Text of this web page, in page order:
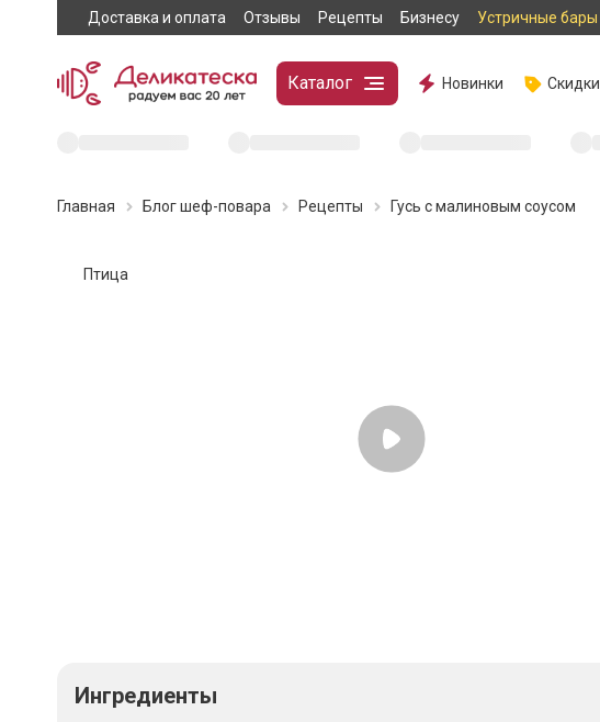
Доставка и оплата Отзывы Рецепты Бизнесу Устричные бары
Каталог Новинки Скидки
Главная Блог шеф-повара Рецепты Гусь с малиновым соусом
Птица
Ингредиенты